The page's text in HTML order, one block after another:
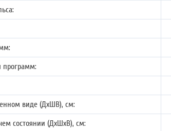
виде (ДхШВ), см:
состоянии (ДхШхВ), см: